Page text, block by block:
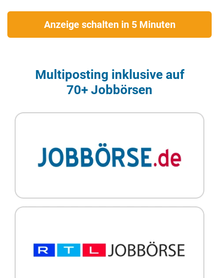
Anzeige schalten in 5 Minuten
Multiposting inklusive auf
70+ Jobbörsen